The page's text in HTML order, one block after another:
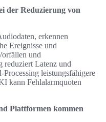
der Reduzierung von
erkennen
Ereignisse und
und
reduziert Latenz und
leistungsfähigere
kann Fehlalarmquoten
Plattformen kommen